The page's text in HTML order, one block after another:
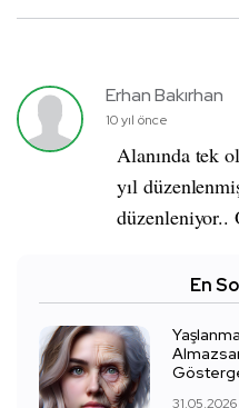
Erhan Bakırhan
10 yıl önce
Alanında tek
yıl
düzenleniyor..
En
31.05.2026